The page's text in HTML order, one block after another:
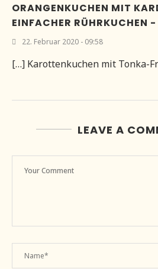
ORANGENKUCHEN MIT
EINFACHER RÜHRKUCHEN
22. Februar 2020 - 09:58
[…] Karottenkuchen mit Tonka-
LEAVE A